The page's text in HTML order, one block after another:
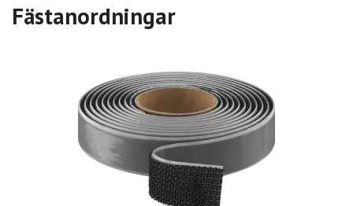
Fästanordningar